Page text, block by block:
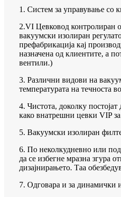
1. Систем за управување со
2.VI Цевковод контролиран
вакуумски изолиран
префабрикација кај
назначена од клиентите, а
вентили.)
3. Различни видови на
температурата на течноста
4. Чистота, доколку
како внатрешни цевки VIP
5. Вакуумски изолиран
6. По неколкудневно или
да се избегне мразна згура
дизајнирањето. Таа
7. Одговара и за динамички